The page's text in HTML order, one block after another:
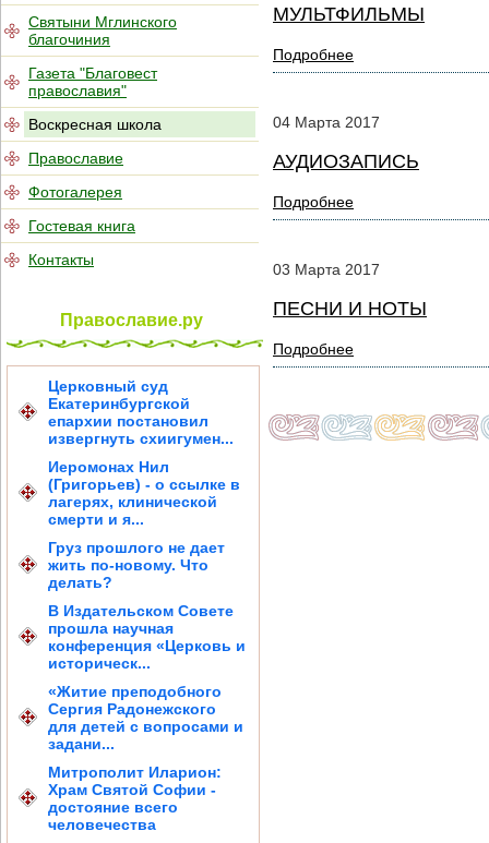
Святыни Мглинского
благочиния
Газета "Благовест
православия"
Воскресная школа
Православие
Фотогалерея
Гостевая книга
Контакты
Православие.ру
Церковный суд
Екатеринбургской
епархии постановил
извергнуть схиигумен...
Иеромонах Нил
(Григорьев) - о ссылке в
лагерях, клинической
смерти и я...
Груз прошлого не дает
жить по-новому. Что
делать?
В Издательском Совете
прошла научная
конференция «Церковь и
историческ...
«Житие преподобного
Сергия Радонежского
для детей с вопросами и
задани...
Митрополит Иларион:
Храм Святой Софии -
достояние всего
человечества
МУЛЬТФИЛЬМЫ
Подробнее
04 Марта 2017
АУДИОЗАПИСЬ
Подробнее
03 Марта 2017
ПЕСНИ И НОТЫ
Подробнее